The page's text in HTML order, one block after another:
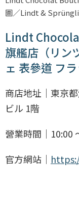
圖／Lindt &
Lindt
旗艦店（リン
ェ 表參道 フラ
商店地址｜東京
ビル 1階
營業時間｜10:00
官方網站｜